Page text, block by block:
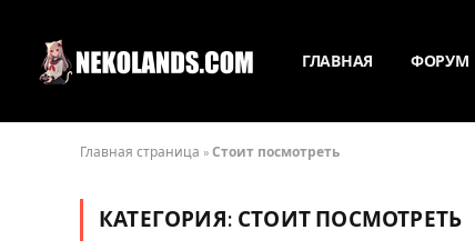
ГЛАВНАЯ ФОРУМ
Главная страница »Стоит посмотреть
КАТЕГОРИЯ: СТОИТ ПОСМОТРЕТЬ